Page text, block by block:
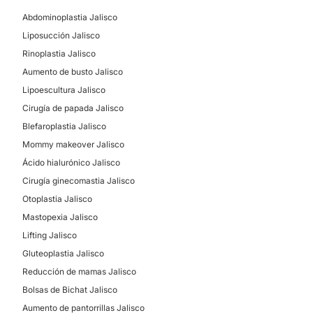
Abdominoplastia Jalisco
Liposucción Jalisco
Rinoplastia Jalisco
Aumento de busto Jalisco
Lipoescultura Jalisco
Cirugía de papada Jalisco
Blefaroplastia Jalisco
Mommy makeover Jalisco
Ácido hialurónico Jalisco
Cirugía ginecomastia Jalisco
Otoplastia Jalisco
Mastopexia Jalisco
Lifting Jalisco
Gluteoplastia Jalisco
Reducción de mamas Jalisco
Bolsas de Bichat Jalisco
Aumento de pantorrillas Jalisco